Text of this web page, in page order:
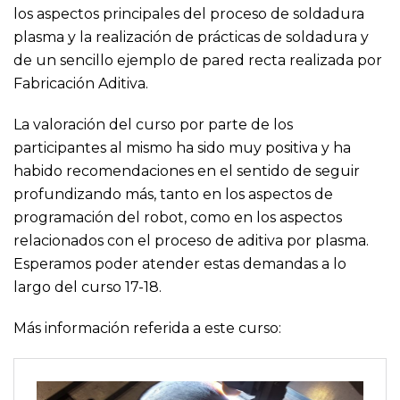
los aspectos principales del proceso de soldadura
plasma y la realización de prácticas de soldadura y
de un sencillo ejemplo de pared recta realizada por
Fabricación Aditiva.
La valoración del curso por parte de los
participantes al mismo ha sido muy positiva y ha
habido recomendaciones en el sentido de seguir
profundizando más, tanto en los aspectos de
programación del robot, como en los aspectos
relacionados con el proceso de aditiva por plasma.
Esperamos poder atender estas demandas a lo
largo del curso 17-18.
Más información referida a este curso: